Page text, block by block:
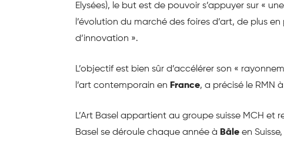
Elysées), le but est de pouvoir s’appuyer sur «
l’évolution du marché des foires d’art, de plus
d’innovation ».
L’objectif est bien sûr d’accélérer son «
l’art contemporain en France, a précisé le RMN à
L’Art Basel appartient au groupe suisse MCH et
Basel se déroule chaque année à Bâle en